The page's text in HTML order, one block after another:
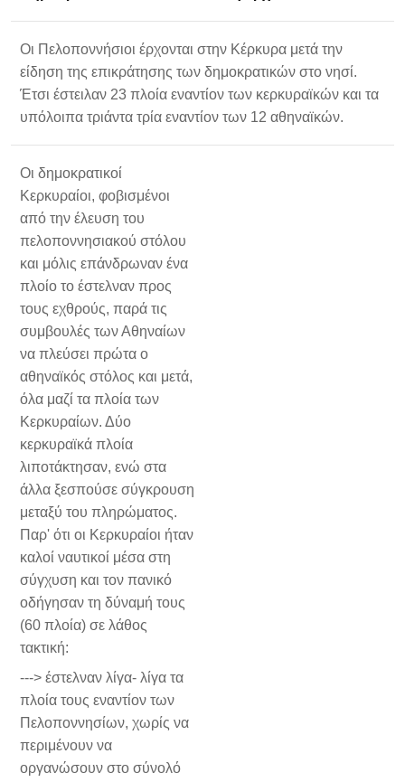
Οι Πελοποννήσιοι έρχονται στην Κέρκυρα μετά την
είδηση της επικράτησης των δημοκρατικών στο νησί.
Έτσι έστειλαν 23 πλοία εναντίον των κερκυραϊκών και τα
υπόλοιπα τριάντα τρία εναντίον των 12 αθηναϊκών.
Οι δημοκρατικοί
Κερκυραίοι, φοβισμένοι
από την έλευση του
πελοποννησιακού στόλου
και μόλις επάνδρωναν ένα
πλοίο το έστελναν προς
τους εχθρούς, παρά τις
συμβουλές των Αθηναίων
να πλεύσει πρώτα ο
αθηναϊκός στόλος και μετά,
όλα μαζί τα πλοία των
Κερκυραίων. Δύο
κερκυραϊκά πλοία
λιποτάκτησαν, ενώ στα
άλλα ξεσπούσε σύγκρουση
μεταξύ του πληρώματος.
Παρ' ότι οι Κερκυραίοι ήταν
καλοί ναυτικοί μέσα στη
σύγχυση και τον πανικό
οδήγησαν τη δύναμή τους
(60 πλοία) σε λάθος
τακτική:
---> έστελναν λίγα- λίγα τα
πλοία τους εναντίον των
Πελοποννησίων, χωρίς να
περιμένουν να
οργανώσουν στο σύνολό